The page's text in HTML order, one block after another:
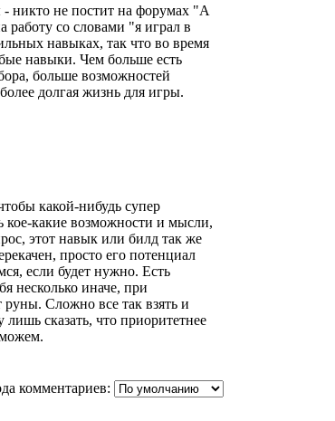
никто не постит на форумах "А
со словами "я играл в
навыках, так что во время
навыки. Чем больше есть
больше возможностей
долгая жизнь для игры.
какой-нибудь супер
кое-какие возможности и мысли,
этот навык или билд так же
просто его потенциал
если будет нужно. Есть
несколько иначе, при
Сложно все так взять и
сказать, что приоритетнее
комментариев: